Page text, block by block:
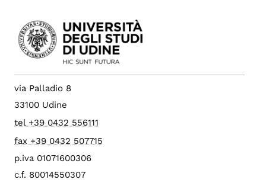
via Palladio 8
33100 Udine
tel +39 0432 556111
fax +39 0432 507715
p.iva 01071600306
c.f. 80014550307